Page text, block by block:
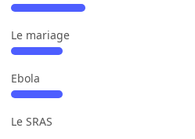
Le mariage
Ebola
Le SRAS